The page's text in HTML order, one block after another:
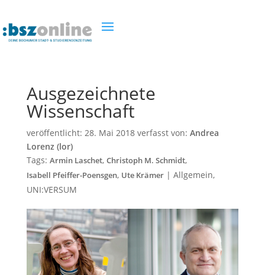
Ausgezeichnete
Wissenschaft
veröffentlicht: 28. Mai 2018verfasst von: Andrea
Lorenz (lor)
Tags: Armin Laschet, Christoph M. Schmidt,
Isabell Pfeiffer-Poensgen, Ute Krämer| Allgemein,
UNI:VERSUM